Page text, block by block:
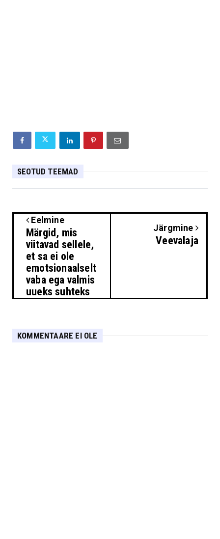
SEOTUD TEEMAD
Eelmine
Märgid, mis
viitavad sellele,
et sa ei ole
emotsionaalselt
vaba ega valmis
uueks suhteks
Järgmine
Veevalaja
KOMMENTAARE EI OLE